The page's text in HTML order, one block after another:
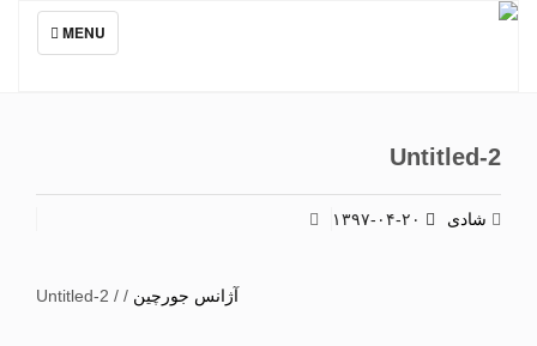
TOGGLE
NAVIGATION
MENU
Untitled-2
شادی
آژانس جورچین/
/
Untitled-2